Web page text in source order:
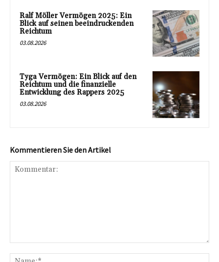
Ralf Möller Vermögen 2025: Ein
Blick auf seinen beeindruckenden
Reichtum
03.08.2026
Tyga Vermögen: Ein Blick auf den
Reichtum und die finanzielle
Entwicklung des Rappers 2025
03.08.2026
Kommentieren Sie den Artikel